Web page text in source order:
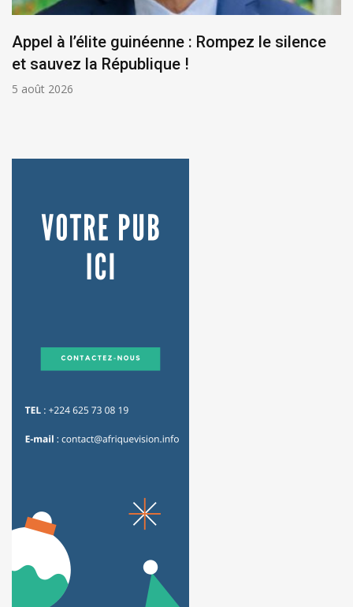
Appel à l’élite guinéenne : Rompez le silence
et sauvez la République !
5 août 2026